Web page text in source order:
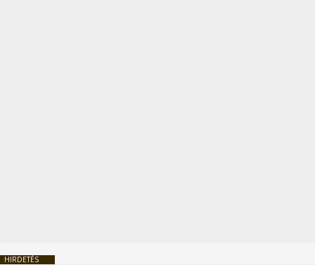
HIRDETÉS